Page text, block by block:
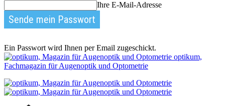
Ihre E-Mail-Adresse
Ein Passwort wird Ihnen per Email zugeschickt.
optikum,
Fachmagazin für Augenoptik und Optometrie